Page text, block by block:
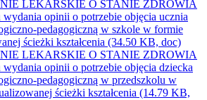
LEKARSKIE O STANIE ZDROWIA
opinii o potrzebie objęcia ucznia
pedagogiczną w szkole w formie
ścieżki kształcenia (34.50 KB, doc)
LEKARSKIE O STANIE ZDROWIA
opinii o potrzebie objęcia dziecka
pedagogiczną w przedszkolu w
ścieżki kształcenia (14.79 KB,